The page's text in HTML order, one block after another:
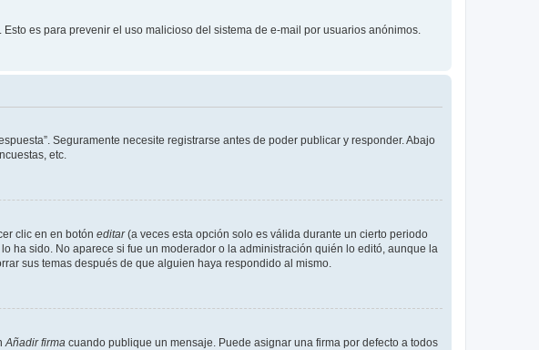
es para prevenir el uso malicioso del sistema de e-mail por usuarios anónimos.
Seguramente necesite registrarse antes de poder publicar y responder. Abajo
etc.
clic en en botón editar(a veces esta opción solo es válida durante un cierto periodo
ha sido. No aparece si fue un moderador o la administración quién lo editó, aunque la
sus temas después de que alguien haya respondido al mismo.
Añadir firma cuando publique un mensaje. Puede asignar una firma por defecto a todos